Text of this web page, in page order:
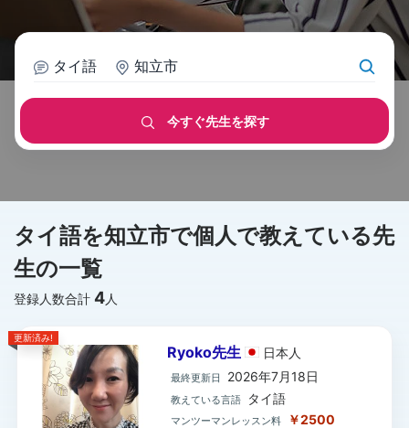
タイ語 知立市
今すぐ先生を探す
タイ語を知立市で個人で教えている先
生の一覧
登録人数合計 4人
更新済み!
Ryoko先生 日本 人
最終更新日 2026年7月18日
教えている言語 タイ語
マンツーマンレッスン料 ￥2500